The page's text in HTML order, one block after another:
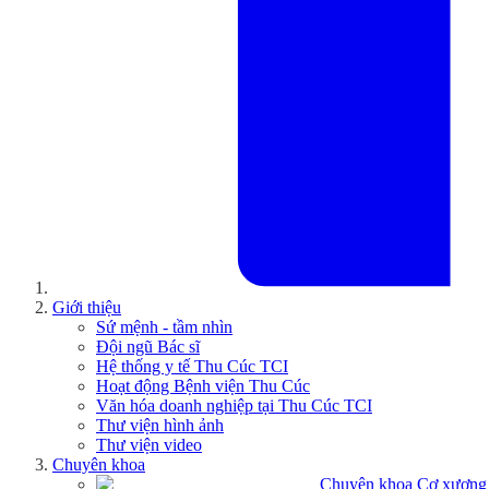
Giới thiệu
Sứ mệnh - tầm nhìn
Đội ngũ Bác sĩ
Hệ thống y tế Thu Cúc TCI
Hoạt động Bệnh viện Thu Cúc
Văn hóa doanh nghiệp tại Thu Cúc TCI
Thư viện hình ảnh
Thư viện video
Chuyên khoa
Chuyên khoa Cơ